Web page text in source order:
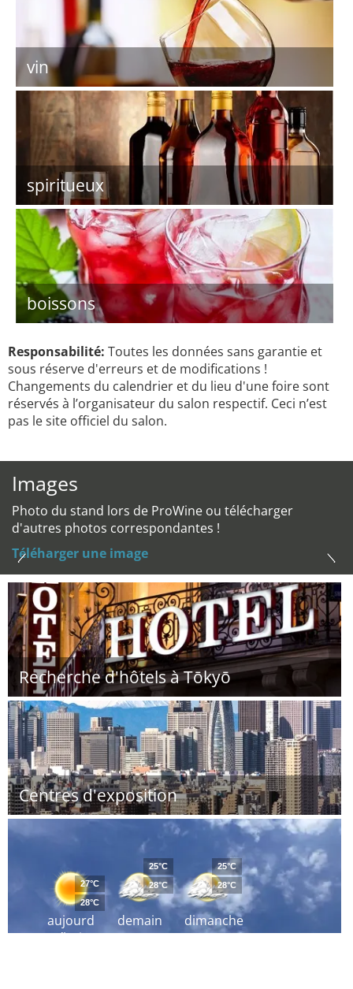
vin
spiritueux
boissons
Responsabilité: Toutes les données sans garantie et
sous réserve d'erreurs et de modifications !
Changements du calendrier et du lieu d'une foire sont
réservés à l’organisateur du salon respectif. Ceci n’est
pas le site officiel du salon.
Images
Photo du stand lors de ProWine ou télécharger
d'autres photos correspondantes !
Téléharger une image
Recherche d'hôtels à Tōkyō
Centres d'exposition
aujourd
´hui
27°C
28°C
demain
25°C
28°C
dimanche
25°C
28°C